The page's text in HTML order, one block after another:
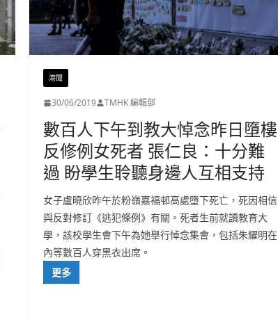
港聞
30/06/2019 TMHK 編輯部
數百人下午到教大悼念昨日墮樓
反修例女死者 張仁良：十分難
過 盼學生聆聽身邊人互相支持
女子盧曉欣昨午於粉嶺嘉福邨高處墮下死亡，死因相信
與反對修訂《逃犯條例》有關。死者生前就讀教育大
學，該校學生會下午為她舉行悼念集會，包括朱耀明在
內等數百人穿黑衣出席。
更多